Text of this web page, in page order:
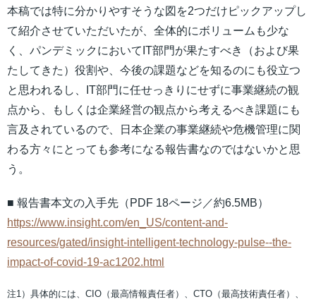
本稿では特に分かりやすそうな図を2つだけピックアップし
て紹介させていただいたが、全体的にボリュームも少な
く、パンデミックにおいてIT部門が果たすべき（および果
たしてきた）役割や、今後の課題などを知るのにも役立つ
と思われるし、IT部門に任せっきりにせずに事業継続の観
点から、もしくは企業経営の観点から考えるべき課題にも
言及されているので、日本企業の事業継続や危機管理に関
わる方々にとっても参考になる報告書なのではないかと思
う。
■ 報告書本文の入手先（PDF 18ページ／約6.5MB）
https://www.insight.com/en_US/content-and-
resources/gated/insight-intelligent-technology-pulse--the-
impact-of-covid-19-ac1202.html
注1）具体的には、CIO（最高情報責任者）、CTO（最高技術責任者）、